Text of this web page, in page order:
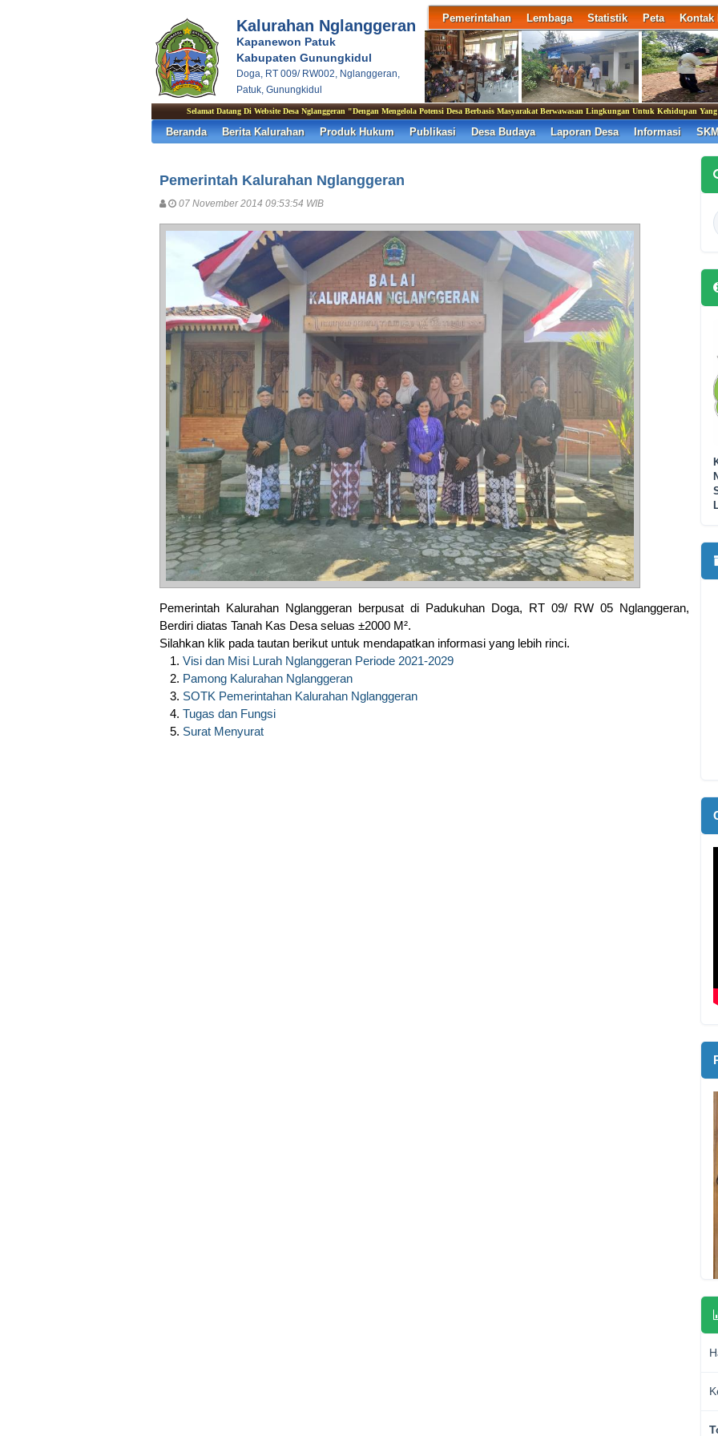
Pemerintahan Lembaga Statistik Peta Kontak
Kalurahan Nglanggeran
Kapanewon Patuk
Kabupaten Gunungkidul
Doga, RT 009/ RW002, Nglanggeran,
Patuk, Gunungkidul
Selamat Datang Di Website Desa Nglanggeran "Dengan Mengelola Potensi Desa Berbasis Masyarakat Berwawasan Lingkungan Untuk Kehidupan Yang
Beranda Berita Kalurahan Produk Hukum Publikasi Desa Budaya Laporan Desa Informasi
Pemerintah Kalurahan Nglanggeran
07 November 2014 09:53:54 WIB
Pemerintah Kalurahan Nglanggeran berpusat di Padukuhan Doga, RT 09/ RW 05 Nglanggeran,
Berdiri diatas Tanah Kas Desa seluas ±2000 M².
Silahkan klik pada tautan berikut untuk mendapatkan informasi yang lebih rinci.
Visi dan Misi Lurah Nglanggeran Periode 2021-2029
Pamong Kalurahan Nglanggeran
SOTK Pemerintahan Kalurahan Nglanggeran
Tugas dan Fungsi
Surat Menyurat